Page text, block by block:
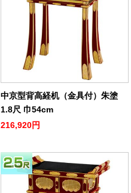
中京型背高経机（金具付）朱塗
1.8尺 巾54cm
216,920円